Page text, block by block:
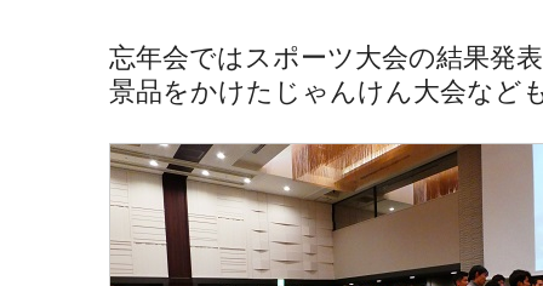
忘年会ではスポーツ大会の結果発
景品をかけたじゃんけん大会など